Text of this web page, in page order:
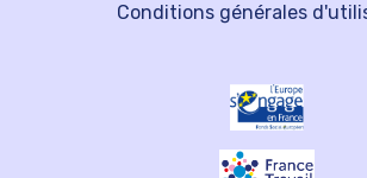
Conditions générales